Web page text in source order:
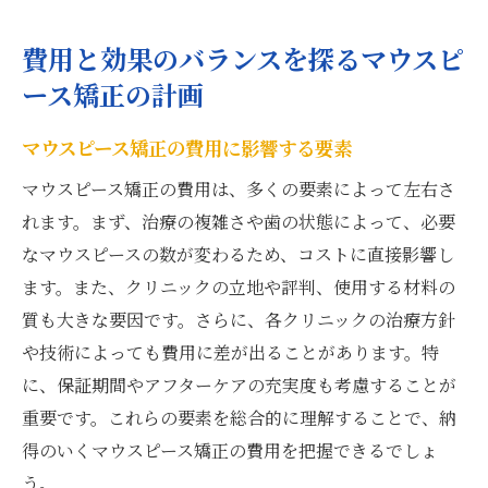
費用と効果のバランスを探るマウスピ
ース矯正の計画
マウスピース矯正の費用に影響する要素
マウスピース矯正の費用は、多くの要素によって左右さ
れます。まず、治療の複雑さや歯の状態によって、必要
なマウスピースの数が変わるため、コストに直接影響し
ます。また、クリニックの立地や評判、使用する材料の
質も大きな要因です。さらに、各クリニックの治療方針
や技術によっても費用に差が出ることがあります。特
に、保証期間やアフターケアの充実度も考慮することが
重要です。これらの要素を総合的に理解することで、納
得のいくマウスピース矯正の費用を把握できるでしょ